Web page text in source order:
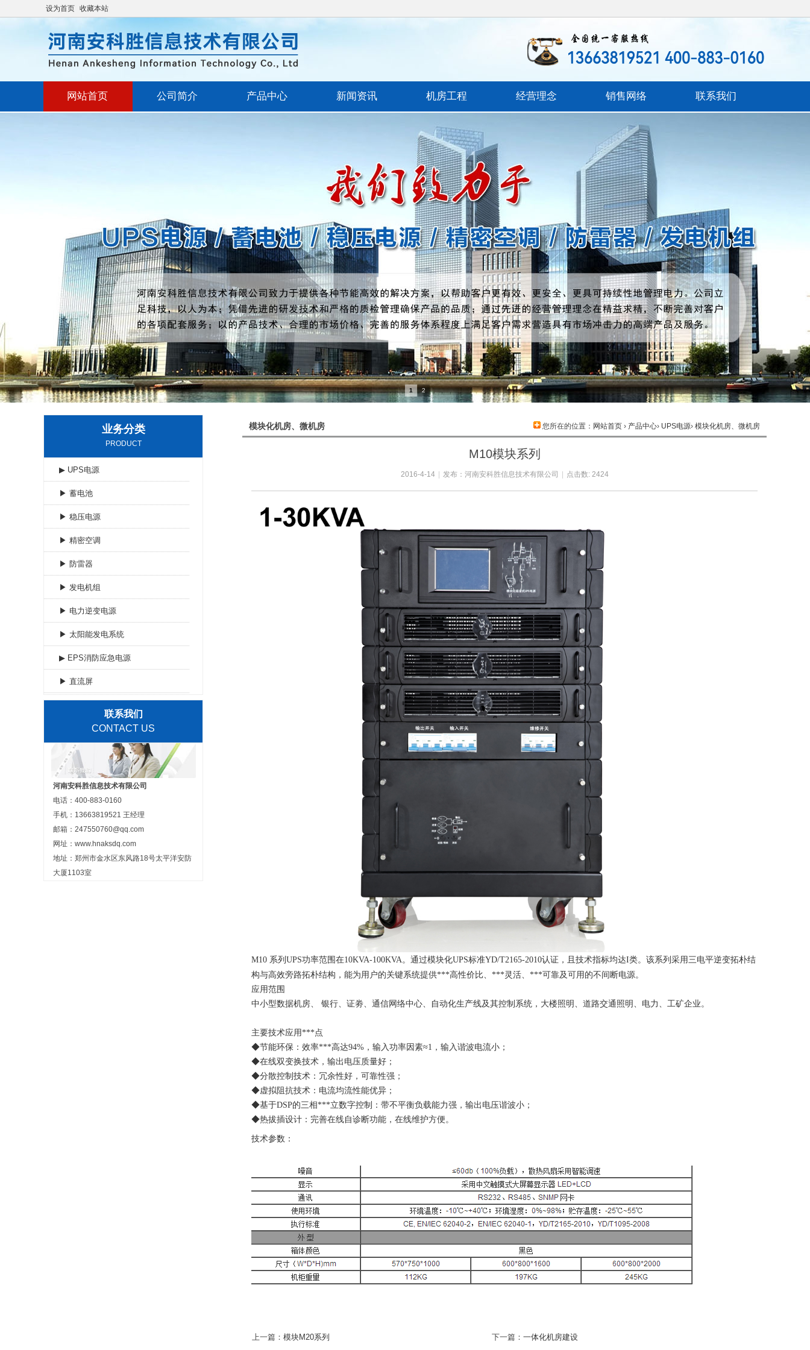
设为首页 收藏本站
网站首页 公司简介 产品中心 新闻资讯 机房工程 经营理念 销售网络 联系我们
1 2
模块化机房、微机房 您所在的位置： 网站首页 › 产品中心› UPS电源› 模块化机房、微机房
M10模块系列
2016-4-14 发布： 河南安科胜信息技术有限公司 点击数: 2424
M10 系列UPS功率范围在10KVA-100KVA。通过模块化UPS标准YD/T2165-2010认证，且技术指标均达I类。该系列采用三电平逆变拓朴结
构与高效旁路拓朴结构，能为用户的关键系统提供***高性价比、***灵活、***可靠及可用的不间断电源。
应用范围
中小型数据机房、 银行、证劵、通信网络中心、自动化生产线及其控制系统，大楼照明、道路交通照明、电力、工矿企业。
主要技术应用***点
◆节能环保：效率***高达94%，输入功率因素≈1，输入谐波电流小；
◆在线双变换技术，输出电压质量好；
◆分散控制技术：冗余性好，可靠性强；
◆虚拟阻抗技术：电流均流性能优异；
◆基于DSP的三相***立数字控制：带不平衡负载能力强，输出电压谐波小；
◆热拔插设计：完善在线自诊断功能，在线维护方便。
技术参数：
上一篇： 模块M20系列 下一篇： 一体化机房建设
业务分类
PRODUCT
▶ UPS电源
▶ 蓄电池
▶ 稳压电源
▶ 精密空调
▶ 防雷器
▶ 发电机组
▶ 电力逆变电源
▶ 太阳能发电系统
▶ EPS消防应急电源
▶ 直流屏
联系我们
CONTACT US
河南安科胜信息技术有限公司
电话：400-883-0160
手机：13663819521 王经理
邮箱：247550760@qq.com
网址：www.hnaksdq.com
地址：郑州市金水区东风路18号太平洋安防
大厦1103室